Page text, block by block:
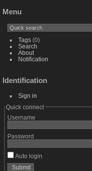
Menu
Tags(0)
Search
About
Notification
Identification
Sign in
Quick connect
Username
Password
Auto login